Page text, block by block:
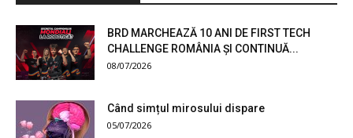
BRD MARCHEAZĂ 10 ANI DE FIRST TECH
CHALLENGE ROMÂNIA ȘI CONTINUĂ...
08/07/2026
Când simțul mirosului dispare
05/07/2026